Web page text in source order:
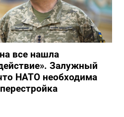
все нашла
Залужный
НАТО необходима